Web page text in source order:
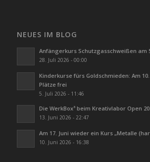
NEUES IM BLOG
Anfängerkurs Schutzgasschweißen am
28. Juli 2026 - 00:00
Kinderkurse fürs Goldschmieden: Am
Plätze frei
5. Juli 2026 - 11:46
Die WerkBox³ beim Kreativlabor Open
13. Juni 2026 - 22:47
Am 17. Juni wieder ein Kurs „Metalle
10. Juni 2026 - 16:38